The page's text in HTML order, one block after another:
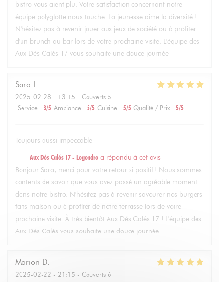
bistro vous aient plu. Votre satisfaction concernant notre
équipe polyglotte nous touche. La jeunesse aime la diversité !
N'hésitez pas à revenir jouer aux jeux de société ou à profiter
d'un brunch au bar lors de votre prochaine visite. L'équipe des
Aux Dés Calés 17 vous souhaite une douce journée
Sara L
2025-02-28 - 13:15 - Couverts 5
Service : 3/5 Ambiance : 5/5 Cuisine : 5/5 Qualité / Prix : 5/5
Toujours aussi impeccable
Aux Dés Calés 17 - Legendre a répondu à cet avis
Bonjour Sara, merci pour votre retour si positif ! Nous sommes
contents de savoir que vous avez passé un agréable moment
dans notre bistro. N'hésitez pas à revenir savourer nos burgers
faits maison ou à profiter de notre terrasse lors de votre
prochaine visite. À très bientôt Aux Dés Calés 17 ! L'équipe des
Aux Dés Calés vous souhaite une douce journée
Marion D
2025-02-22 - 21:15 - Couverts 6